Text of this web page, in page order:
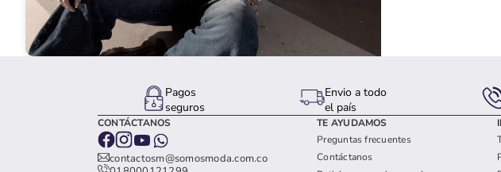
Pagos
seguros
Envio a todo
el país
CONTÁCTANOS
contactosm@somosmoda.com.co
TE AYUDAMOS
Preguntas frecuentes
Contáctanos